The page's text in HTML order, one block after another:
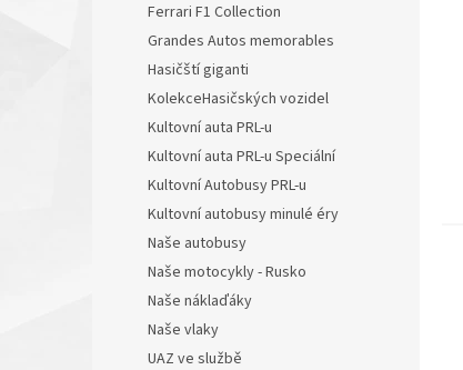
Ferrari F1 Collection
Grandes Autos memorables
Hasičští giganti
KolekceHasičských vozidel
Kultovní auta PRL-u
Kultovní auta PRL-u Speciální
Kultovní Autobusy PRL-u
Kultovní autobusy minulé éry
Naše autobusy
Naše motocykly - Rusko
Naše náklaďáky
Naše vlaky
UAZ ve službě